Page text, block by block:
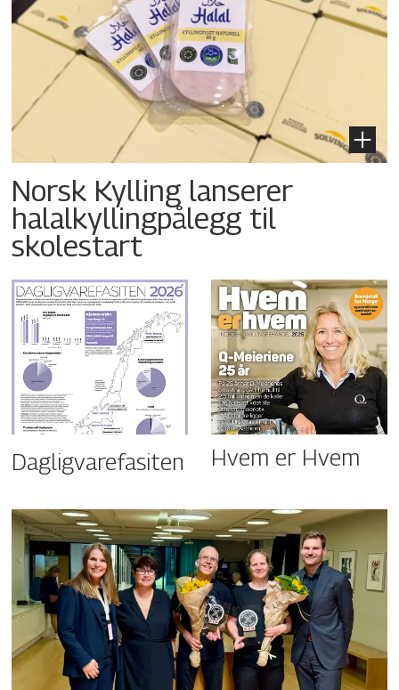
Norsk Kylling lanserer
halalkyllingpålegg til
skolestart
Dagligvarefasiten Hvem er Hvem